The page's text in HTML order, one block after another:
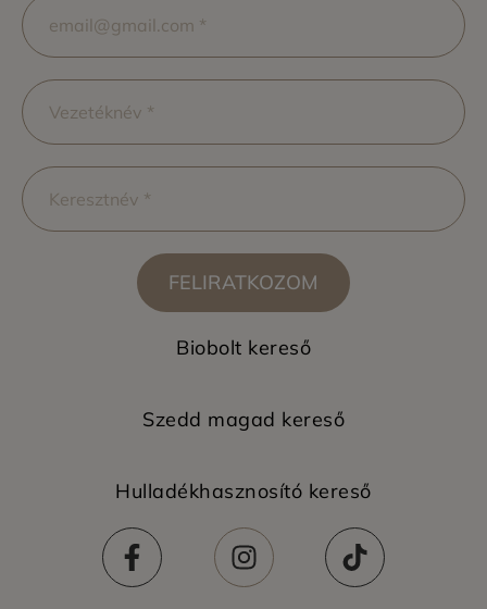
FELIRATKOZOM
Biobolt kereső
Szedd magad kereső
Hulladékhasznosító kereső